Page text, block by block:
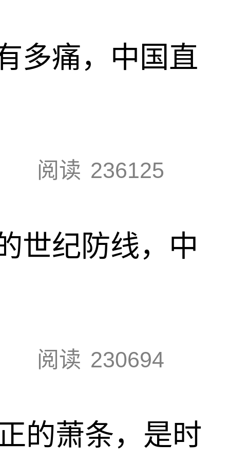
多痛，中国直
阅读 236125
世纪防线，中
阅读 230694
的萧条，是时